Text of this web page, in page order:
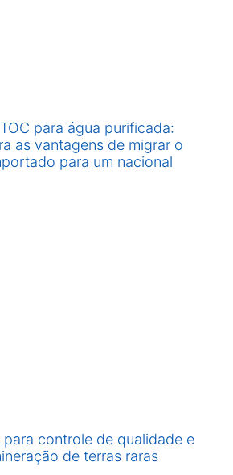
para água purificada:
as vantagens de migrar o
para um nacional
para controle de qualidade e
de terras raras